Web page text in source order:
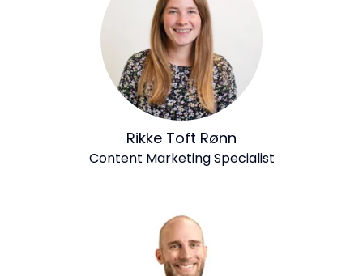
Rikke Toft Rønn
Content Marketing Specialist